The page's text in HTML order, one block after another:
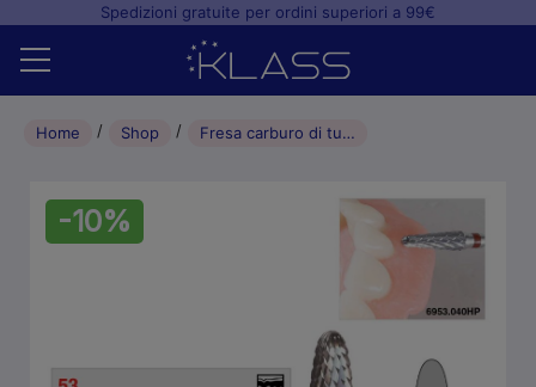
Spedizioni gratuite per ordini superiori a 99€
Home
Studio odontoiatrico
Home Shop Fresa carburo di tungsteno INCROCIATA FINA/GROSSA anello rosso
-10%